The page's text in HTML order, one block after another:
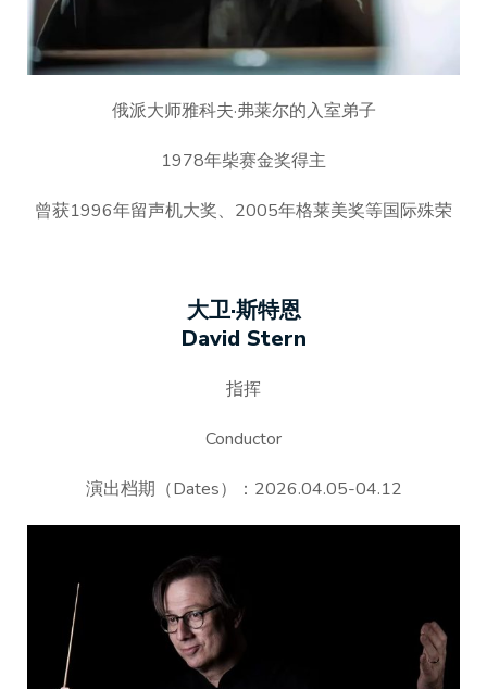
俄派大师雅科夫·弗莱尔的入室弟子
1978年柴赛金奖得主
曾获1996年留声机大奖、2005年格莱美奖等国际殊荣
大卫·斯特恩
David Stern
指挥
Conductor
演出档期（Dates）：2026.04.05-04.12